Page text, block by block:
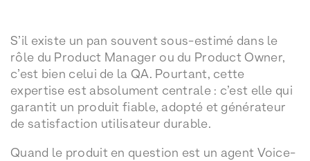
S’il existe un pan souvent sous-estimé dans le
rôle du Product Manager ou du Product Owner,
c’est bien celui de la QA. Pourtant, cette
expertise est absolument centrale : c’est elle qui
garantit un produit fiable, adopté et générateur
de satisfaction utilisateur durable.
Quand le produit en question est un agent Voice-